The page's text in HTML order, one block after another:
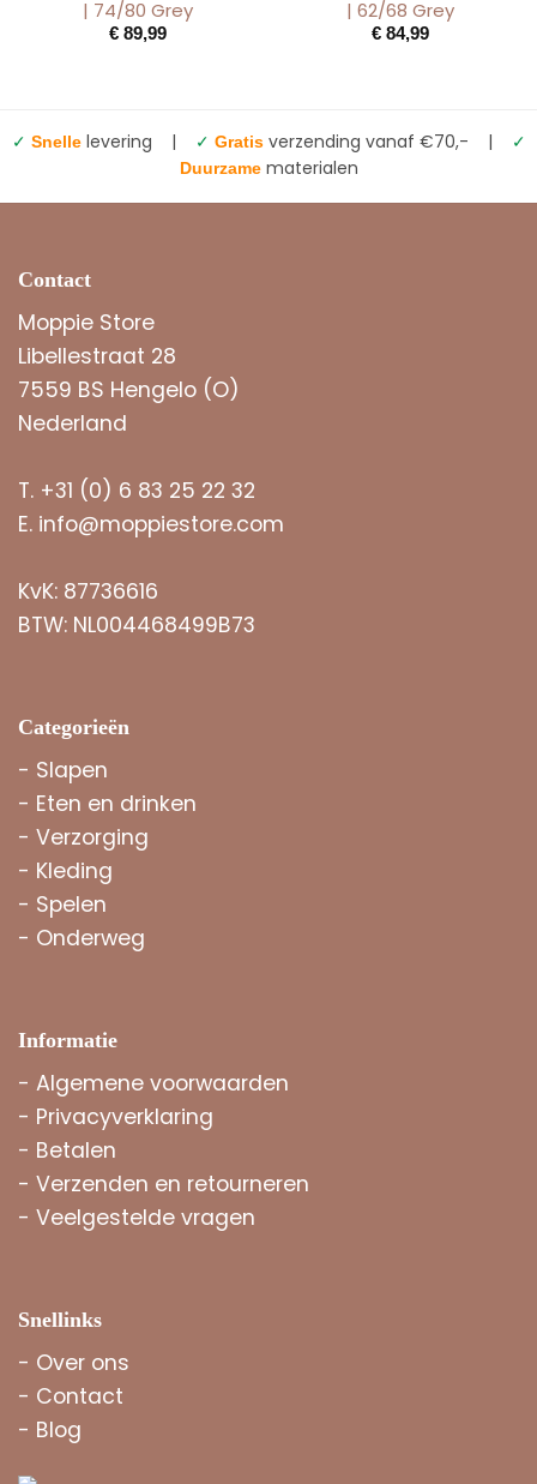
| 74/80 Grey
€89,99
| 62/68 Grey
€84,99
✓ Snellelevering | ✓ Gratisverzending vanaf €70,- | ✓
Duurzamematerialen
Contact
Moppie Store
Libellestraat 28
7559 BS Hengelo (O)
Nederland
T. +31 (0) 6 83 25 22 32
E. info@moppiestore.com
KvK: 87736616
BTW: NL004468499B73
Categorieën
- Slapen
- Eten en drinken
- Verzorging
- Kleding
- Spelen
- Onderweg
Informatie
- Algemene voorwaarden
- Privacyverklaring
- Betalen
- Verzenden en retourneren
- Veelgestelde vragen
Snellinks
- Over ons
- Contact
- Blog